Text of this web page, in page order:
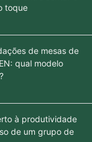
toque
de mesas de
qual modelo
à produtividade
de um grupo de